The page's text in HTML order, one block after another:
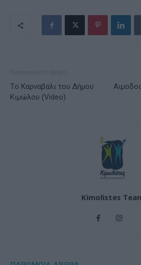
Tο Καρναβάλι του Δήμου
Κιμώλου (Video)
Kimolistes